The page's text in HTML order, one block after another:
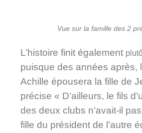
Vue sur la famille des 2
L’histoire finit également
puisque des années après,
Achille épousera la fille de
précise « D’ailleurs, le fils
des deux clubs n’avait-il
fille du président de l’autre